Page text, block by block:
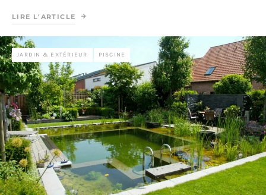
LIRE L'ARTICLE
JARDIN & EXTÉRIEUR PISCINE